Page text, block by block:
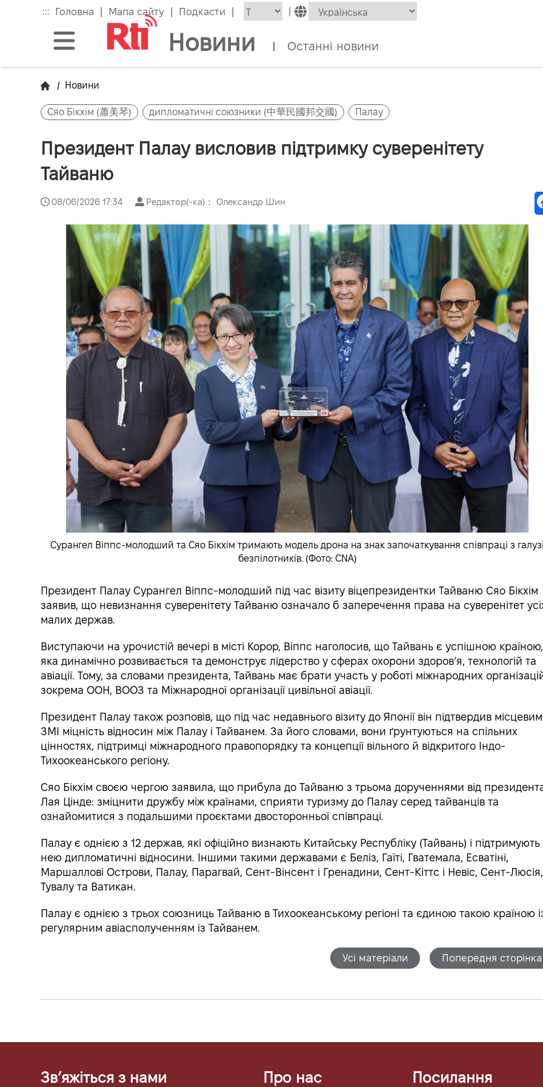
::: Головна | Мапа сайту | Подкасти | |
Новини | Останні новини
/ Новини
Сяо Бікхім (蕭美琴) дипломатичні союзники (中華民國邦交國) Палау
Президент Палау висловив підтримку суверенітету
Тайваню
08/06/2026 17:34 Редактор(-ка)： Олександр Шин
Сурангел Віппс-молодший та Сяо Бікхім тримають модель дрона на знак започаткування співпраці з галузі
безпілотників. (Фото: CNA)
Президент Палау Сурангел Віппс-молодший під час візиту віцепрезидентки Тайваню Сяо Бікхім
заявив, що невизнання суверенітету Тайваню означало б заперечення права на суверенітет
малих держав.
Виступаючи на урочистій вечері в місті Корор, Віппс наголосив, що Тайвань є успішною країною,
яка динамічно розвивається та демонструє лідерство у сферах охорони здоров’я, технологій та
авіації. Тому, за словами президента, Тайвань має брати участь у роботі міжнародних
зокрема ООН, ВООЗ та Міжнародної організації цивільної авіації.
Президент Палау також розповів, що під час недавнього візиту до Японії він підтвердив місцевим
ЗМІ міцність відносин між Палау і Тайванем. За його словами, вони ґрунтуються на спільних
цінностях, підтримці міжнародного правопорядку та концепції вільного й відкритого Індо-
Тихоокеанського регіону.
Сяо Бікхім своєю чергою заявила, що прибула до Тайваню з трьома дорученнями від
Лая Цінде: зміцнити дружбу між країнами, сприяти туризму до Палау серед тайванців та
ознайомитися з подальшими проєктами двосторонньої співпраці.
Палау є однією з 12 держав, які офіційно визнають Китайську Республіку (Тайвань) і підтримують
нею дипломатичні відносини. Іншими такими державами є Беліз, Гаїті, Гватемала, Есватіні,
Маршаллові Острови, Палау, Парагвай, Сент-Вінсент і Гренадини, Сент-Кіттс і Невіс, Сент-Люсія,
Тувалу та Ватикан.
Палау є однією з трьох союзниць Тайваню в Тихоокеанському регіоні та єдиною такою країною
регулярним авіасполученням із Тайванем.
Усі матеріали Попередня сторінка
Звʼяжіться з нами Про нас Посилання